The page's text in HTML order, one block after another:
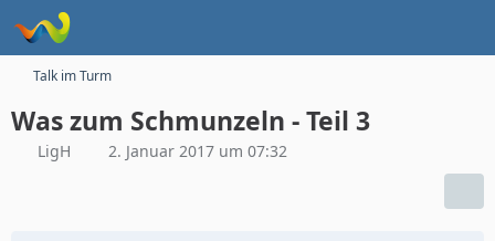
Talk im Turm
Was zum Schmunzeln - Teil 3
LigH 2. Januar 2017 um 07:32